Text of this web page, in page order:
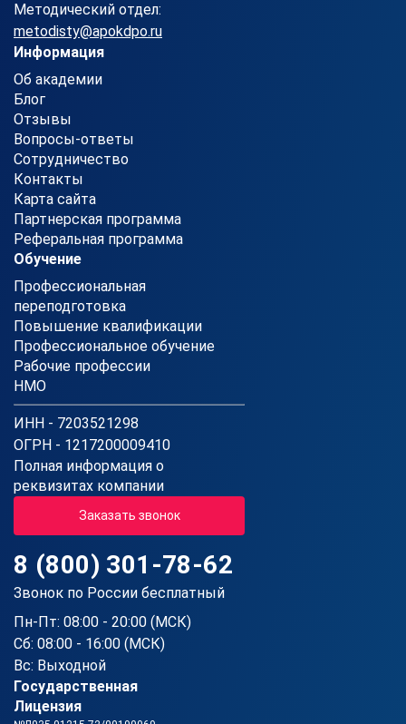
Методический отдел:
metodisty@apokdpo.ru
Информация
Об академии
Блог
Отзывы
Вопросы-ответы
Сотрудничество
Контакты
Карта сайта
Партнерская программа
Реферальная программа
Обучение
Профессиональная
переподготовка
Повышение квалификации
Профессиональное обучение
Рабочие профессии
НМО
ИНН - 7203521298
ОГРН - 1217200009410
Полная информация о
реквизитах компании
Заказать звонок
8 (800) 301-78-62
Звонок по России бесплатный
Пн-Пт: 08:00 - 20:00 (МСК)
Сб: 08:00 - 16:00 (МСК)
Вс: Выходной
Государственная
Лицензия